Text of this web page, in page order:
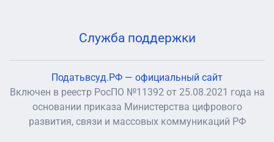
Служба поддержки
Податьвсуд.РФ — официальный сайт
Включен в реестр РосПО №11392 от 25.08.2021 года на
основании приказа Министерства цифрового
развития, связи и массовых коммуникаций РФ